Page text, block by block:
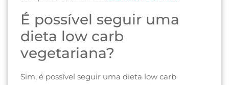
É possível seguir uma
dieta low carb
vegetariana?
Sim, é possível seguir uma dieta low carb